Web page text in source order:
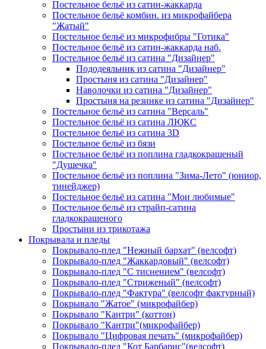
Постельное бельё из сатин-жаккарда
Постельное бельё комбин. из микрофайбера
"Жатый"
Постельное бельё из микрофибры "Готика"
Постельное бельё из сатин-жаккарда наб.
Постельное бельё из сатина "Дизайнер"
Пододеяльник из сатина "Дизайнер"
Простыня из сатина "Дизайнер"
Наволочки из сатина "Дизайнер"
Простыня на резинке из сатина "Дизайнер"
Постельное бельё из сатина "Версаль"
Постельное бельё из сатина ЛЮКС
Постельное бельё из сатина 3D
Постельное бельё из бязи
Постельное бельё из поплина гладкокрашеный
"Душечка"
Постельное бельё из поплина "Зима-Лето" (юниор,
тинейджер)
Постельное бельё из сатина "Мои любимые"
Постельное бельё из страйп-сатина
гладкокрашеного
Простыни из трикотажа
Покрывала и пледы
Покрывало-плед "Нежный бархат" (велсофт)
Покрывало-плед "Жаккардовый" (велсофт)
Покрывало-плед "С тиснением" (велсофт)
Покрывало-плед "Стриженый" (велсофт)
Покрывало-плед "Фактура" (велсофт фактурный)
Покрывало "Жатое" (микрофайбер)
Покрывало "Кантри" (коттон)
Покрывало "Кантри"(микрофайбер)
Покрывало "Цифровая печать" (микрофайбер)
Покрывало-плед "Кот Барбарис"(велсофт)